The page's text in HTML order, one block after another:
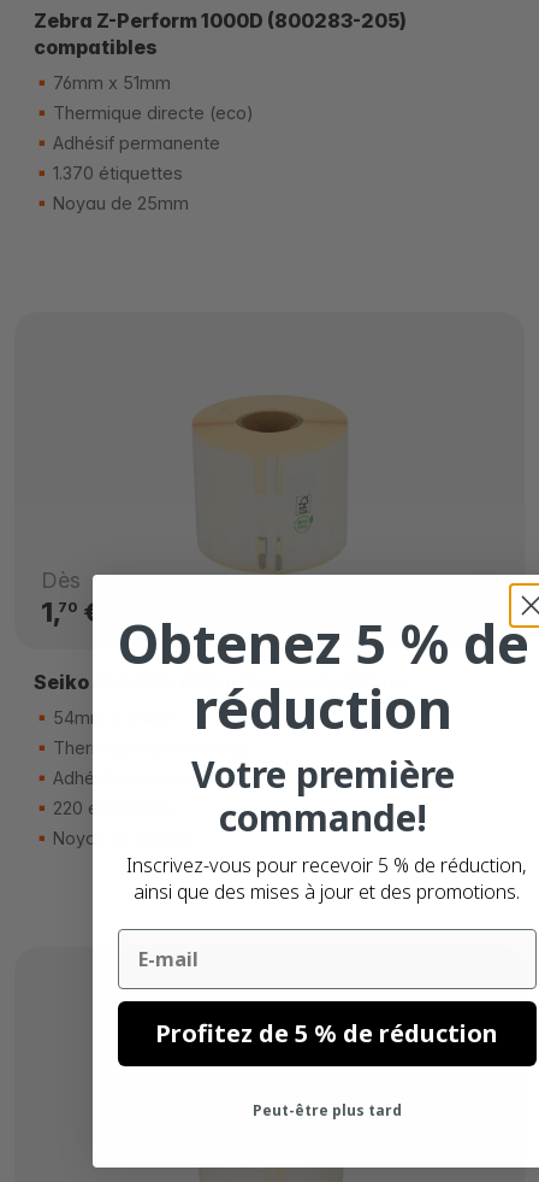
Zebra Z-Perform 1000D (800283-205)
compatibles
76mm x 51mm
Thermique directe (eco)
Adhésif permanente
1.370 étiquettes
Noyau de 25mm
Dès
1,70€
Seiko SLP-SRL étiquettes compatibles
54mm x 101mm
Thermique directe (top)
Adhésif permanente
220 étiquettes
Noyau de 25mm
Obtenez 5 % de
réduction
Votre première
commande!
Inscrivez-vous pour recevoir 5 % de réduction,
ainsi que des mises à jour et des promotions.
Email
Profitez de 5 % de réduction
Peut-être plus tard